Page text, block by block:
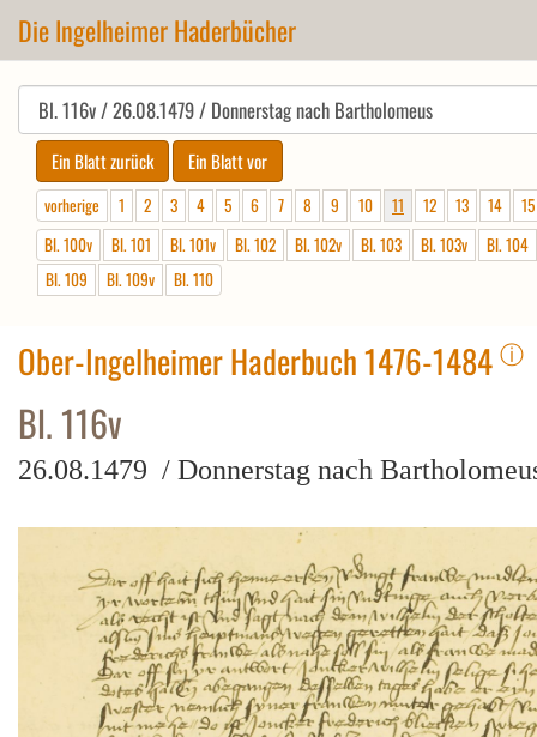
Die Ingelheimer Haderbücher
vorherige 1 2 3 4 5 6 7 8 9 10 11 12 13 14
15
Bl. 100v
Bl. 101 Bl. 101v Bl. 102 Bl. 102v Bl. 103 Bl. 103v
Bl. 104
Bl. 109
Bl. 109v Bl. 110
Ober-Ingelheimer Haderbuch 1476-1484 ⓘ
Bl. 116v
26.08.1479 / Donnerstag nach